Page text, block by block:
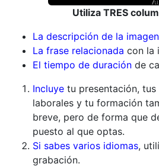
Utiliza TRES
La descripción de la
La frase relacionada con la
El tiempo de duración de
Incluye tu presentación, tus
laborales y tu formación
breve, pero de forma que
puesto al que optas.
Si sabes varios idiomas,
grabación.